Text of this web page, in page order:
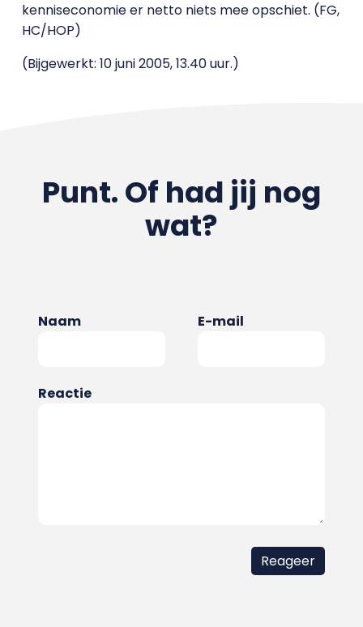
kenniseconomie er netto niets mee opschiet. (FG,
HC/HOP)
(Bijgewerkt: 10 juni 2005, 13.40 uur.)
Punt. Of had jij nog
wat?
Naam E-mail
Reactie